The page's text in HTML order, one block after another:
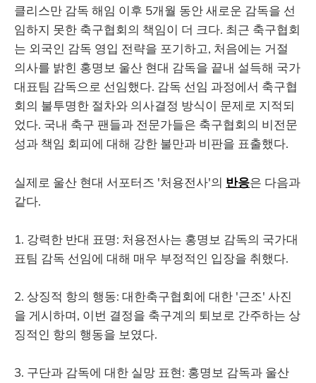
클리스만 감독 해임 이후 5개월 동안 새로운 감독을 선
임하지 못한 축구협회의 책임이 더 크다. 최근 축구협회
는 외국인 감독 영입 전략을 포기하고, 처음에는 거절
의사를 밝힌 홍명보 울산 현대 감독을 끝내 설득해 국가
대표팀 감독으로 선임했다. 감독 선임 과정에서 축구협
회의 불투명한 절차와 의사결정 방식이 문제로 지적되
었다. 국내 축구 팬들과 전문가들은 축구협회의 비전문
성과 책임 회피에 대해 강한 불만과 비판을 표출했다.
실제로 울산 현대 서포터즈 '처용전사'의 반응은 다음과
같다.
1. 강력한 반대 표명: 처용전사는 홍명보 감독의 국가대
표팀 감독 선임에 대해 매우 부정적인 입장을 취했다.
2. 상징적 항의 행동: 대한축구협회에 대한 '근조' 사진
을 게시하며, 이번 결정을 축구계의 퇴보로 간주하는 상
징적인 항의 행동을 보였다.
3. 구단과 감독에 대한 실망 표현: 홍명보 감독과 울산